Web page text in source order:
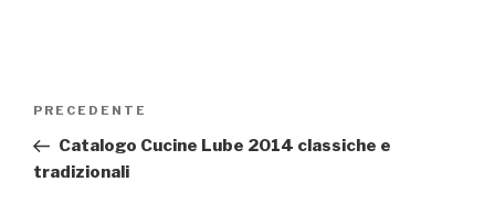
Navigazione
Articolo
precedente:
PRECEDENTE
Catalogo Cucine Lube 2014 classiche e
tradizionali